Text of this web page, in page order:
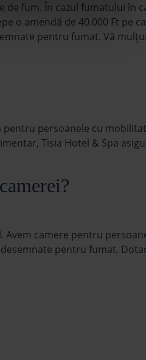
fum. În cazul fumatului în
o amendă de 40.000 Ft pe
pentru fumat. Vă
persoanele cu
Tisia Hotel & Spa
camere pentru
pentru fumat.